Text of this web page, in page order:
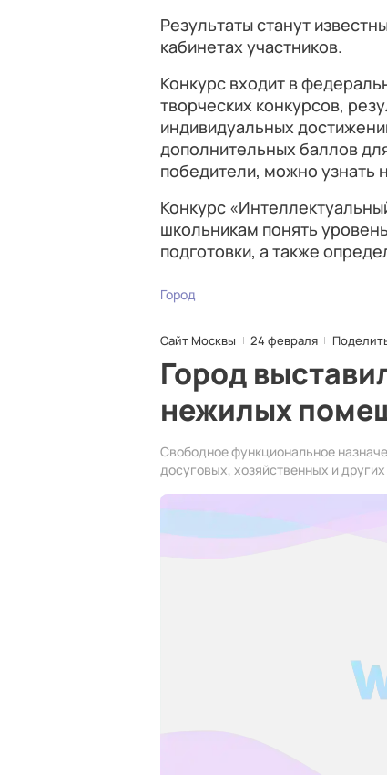
Результаты станут
кабинетах участников.
Конкурс входит в
творческих конкурсов,
индивидуальных
дополнительных баллов
победители, можно узнать
Конкурс
школьникам понять
подготовки, а также
Город
Сайт Москвы 24 февраля
Город
нежилых
Свободное функциональное
досуговых, хозяйственных и